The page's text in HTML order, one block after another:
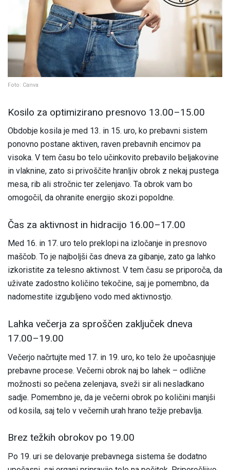
Foto: Canva
Kosilo za optimizirano presnovo 13.00–15.00
Obdobje kosila je med 13. in 15. uro, ko prebavni sistem
ponovno postane aktiven, raven prebavnih encimov pa
visoka. V tem času bo telo učinkovito prebavilo beljakovine
in vlaknine, zato si privoščite hranljiv obrok z nekaj pustega
mesa, rib ali stročnic ter zelenjavo. Ta obrok vam bo
omogočil, da ohranite energijo skozi popoldne.
Čas za aktivnost in hidracijo 16.00–17.00
Med 16. in 17. uro telo preklopi na izločanje in presnovo
maščob. To je najboljši čas dneva za gibanje, zato ga lahko
izkoristite za telesno aktivnost. V tem času se priporoča, da
uživate zadostno količino tekočine, saj je pomembno, da
nadomestite izgubljeno vodo med aktivnostjo.
Lahka večerja za sproščen zaključek dneva
17.00–19.00
Večerjo načrtujte med 17. in 19. uro, ko telo že upočasnjuje
prebavne procese. Večerni obrok naj bo lahek – odlične
možnosti so pečena zelenjava, sveži sir ali nesladkano
sadje. Pomembno je, da je večerni obrok po količini manjši
od kosila, saj telo v večernih urah hrano težje prebavlja.
Brez težkih obrokov po 19.00
Po 19. uri se delovanje prebavnega sistema še dodatno